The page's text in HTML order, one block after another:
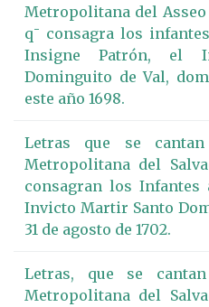
Metropolitana del
q¯ consagra los
Insigne Patrón, el
Dominguito de Val,
este año 1698.
Letras que se
Metropolitana del
consagran los
Invicto Martir Santo
31 de agosto de 1702.
Letras, que se
Metropolitana del